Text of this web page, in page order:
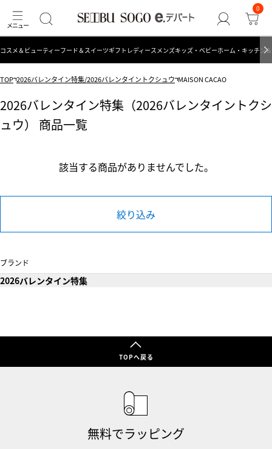
0
コスメ＆ビューティーフード＆スイーツギフト レディース メンズキッズ・ベビーホーム・キッチン
TOP 2026バレンタイン特集/2026バレンタイントクシュウ MAISON CACAO
2026バレンタイン特集（2026バレンタイントクシ
ュウ） 商品一覧
該当する商品がありませんでした。
絞り込み
ブランド
2026バレンタイン特集
TOPへ戻る
無料でラッピング